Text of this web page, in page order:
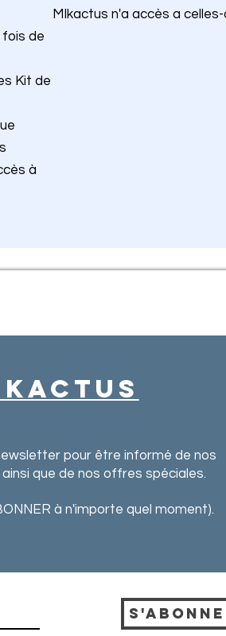
de
Kit de
à
MIkactus n'a accès a celles-
pour être informé de nos
que de nos offres spéciales.
à n'importe quel moment).